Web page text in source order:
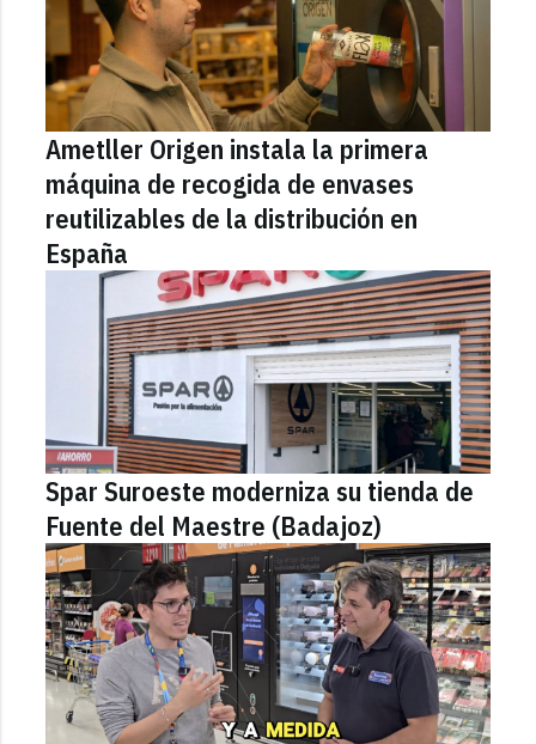
Ametller Origen instala la primera
máquina de recogida de envases
reutilizables de la distribución en
España
Spar Suroeste moderniza su tienda de
Fuente del Maestre (Badajoz)